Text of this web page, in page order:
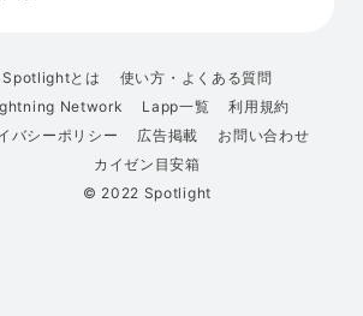
Spotlightとは
使い方・よくある質問
Network
Lapp一覧
利用規約
バシーポリシー
広告掲載
お問い合わせ
カイゼン目安箱
© 2022 Spotlight